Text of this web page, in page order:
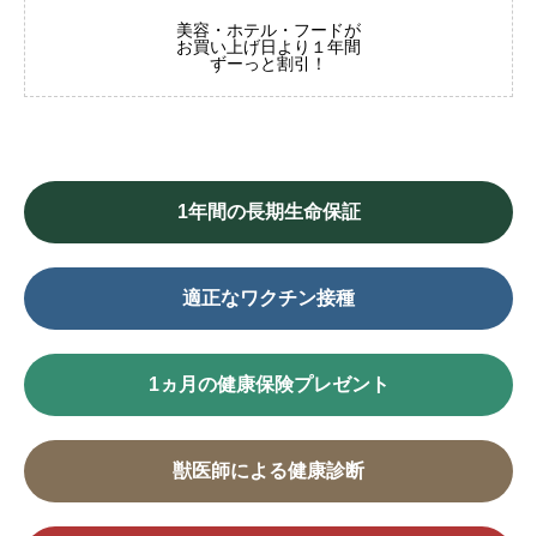
美容・ホテル・フードが
お買い上げ日より１年間
ずーっと割引！
1年間の長期生命保証
適正なワクチン接種
1ヵ月の健康保険プレゼント
獣医師による健康診断